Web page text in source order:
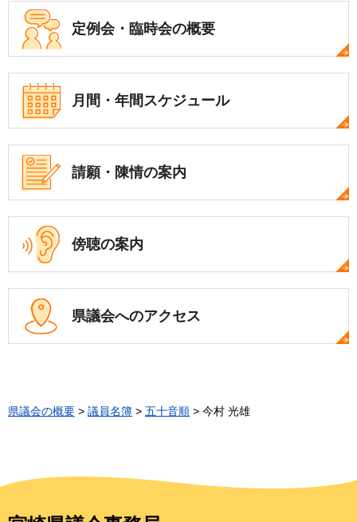
定例会・ 臨時会の概要
月間・年間スケジュール
請願・陳情の案内
傍聴の案内
県議会へのアクセス
県議会の概要 > 議員名簿 > 五十音順 > 今村 光雄